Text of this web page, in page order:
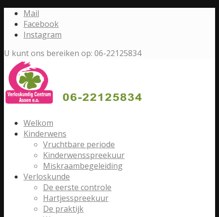
Mail
Facebook
Instagram
U kunt ons bereiken op: 06-22125834
Welkom
Kinderwens
Vruchtbare periode
Kinderwensspreekuur
Miskraambegeleiding
Verloskunde
De eerste controle
Hartjesspreekuur
De praktijk